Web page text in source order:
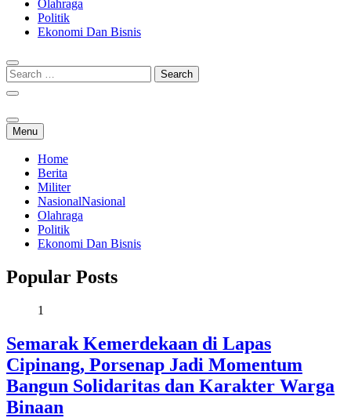
Olahraga
Politik
Ekonomi Dan Bisnis
Menu
Home
Berita
Militer
NasionalNasional
Olahraga
Politik
Ekonomi Dan Bisnis
Popular Posts
1
Semarak Kemerdekaan di Lapas
Cipinang, Porsenap Jadi Momentum
Bangun Solidaritas dan Karakter Warga
Binaan